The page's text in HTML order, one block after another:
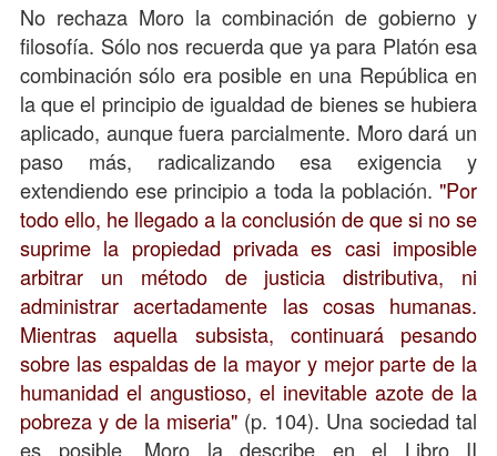
No rechaza Moro la combinación de gobierno y
filosofía. Sólo nos recuerda que ya para Platón esa
combinación sólo era posible en una República en
la que el principio de igualdad de bienes se hubiera
aplicado, aunque fuera parcialmente. Moro dará un
paso más, radicalizando esa exigencia y
extendiendo ese principio a toda la población. "Por
todo ello, he llegado a la conclusión de que si no se
suprime la propiedad privada es casi imposible
arbitrar un método de justicia distributiva, ni
administrar acertadamente las cosas humanas.
Mientras aquella subsista, continuará pesando
sobre las espaldas de la mayor y mejor parte de la
humanidad el angustioso, el inevitable azote de la
pobreza y de la miseria" (p. 104). Una sociedad tal
es posible. Moro la describe en el Libro II